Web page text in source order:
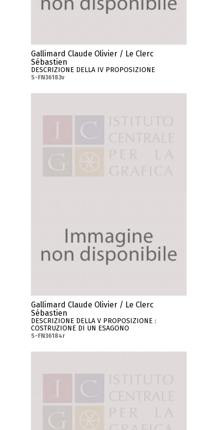
Gallimard Claude Olivier / Le Clerc
Sébastien
DESCRIZIONE DELLA IV PROPOSIZIONE
S-FN36183v
Gallimard Claude Olivier / Le Clerc
Sébastien
DESCRIZIONE DELLA V PROPOSIZIONE :
COSTRUZIONE DI UN ESAGONO
S-FN36184r